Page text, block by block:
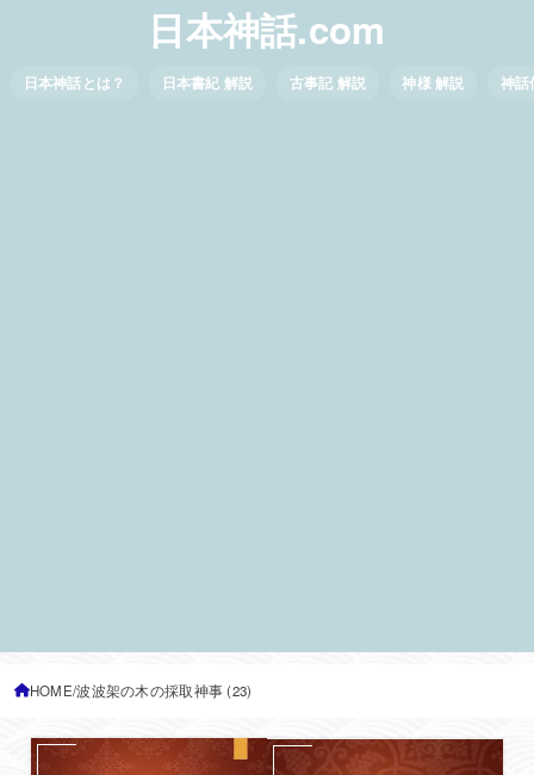
日本神話.com
日本神話とは？ 日本書紀 解説 古事記 解説 神様 解説 神話
HOME 波波架の木の採取神事 (23)